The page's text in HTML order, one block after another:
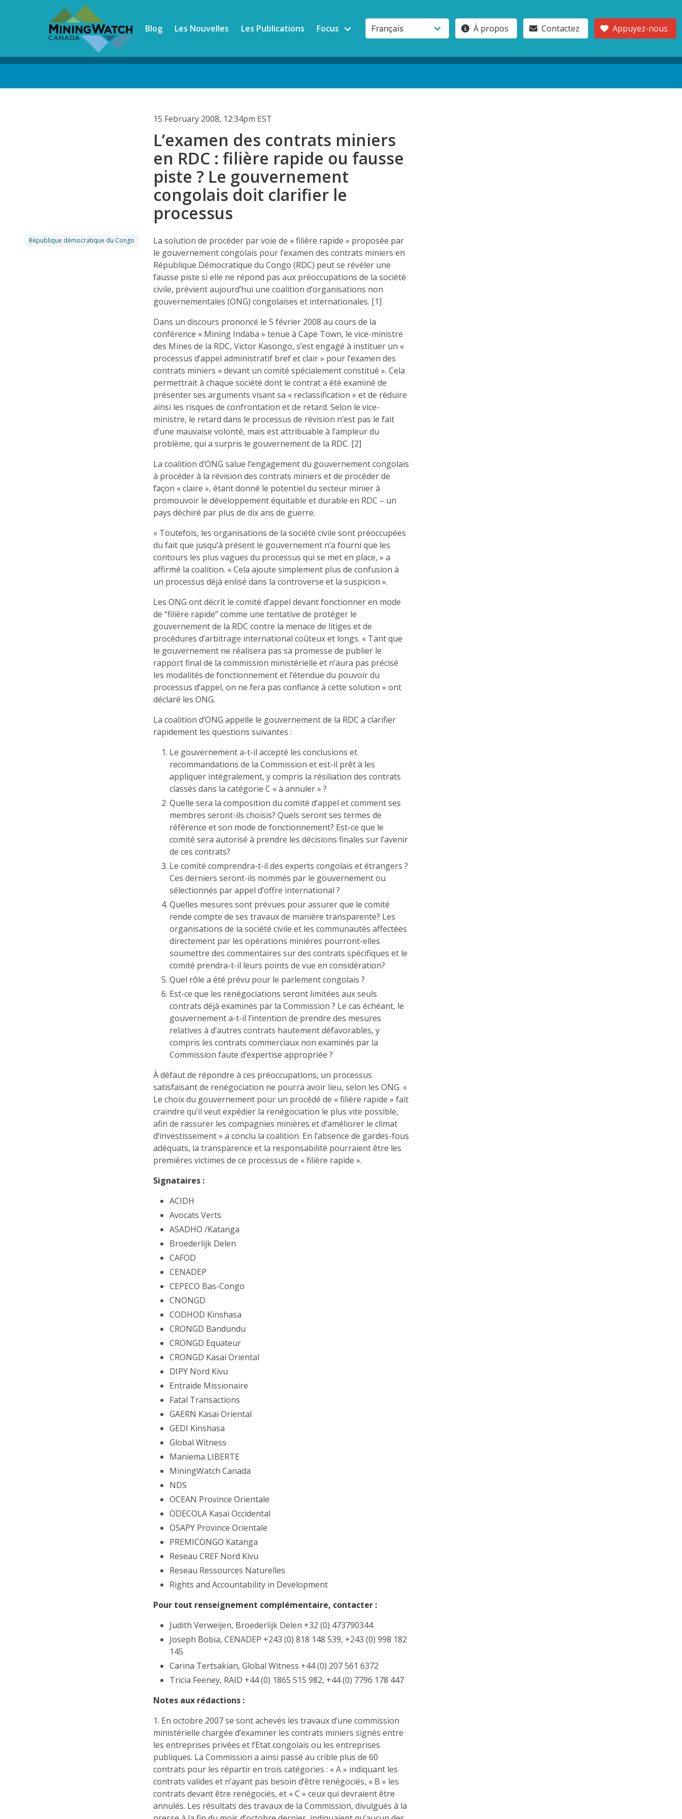
Blog Les Nouvelles Les Publications Focus À propos Contactez Appuyez-nous
15 February 2008, 12:34pm EST
L’examen des contrats miniers
en RDC : filière rapide ou fausse
piste ? Le gouvernement
congolais doit clarifier le
processus
République démocratique du Congo
La solution de procéder par voie de « filière rapide » proposée par
le gouvernement congolais pour l’examen des contrats miniers en
République Démocratique du Congo (RDC) peut se révéler une
fausse piste si elle ne répond pas aux préoccupations de la société
civile, prévient aujourd’hui une coalition d’organisations non
gouvernementales (ONG) congolaises et internationales. [1]
Dans un discours prononcé le 5 février 2008 au cours de la
conférence « Mining Indaba » tenue à Cape Town, le vice-ministre
des Mines de la RDC, Victor Kasongo, s’est engagé à instituer un «
processus d’appel administratif bref et clair » pour l’examen des
contrats miniers « devant un comité spécialement constitué ». Cela
permettrait à chaque société dont le contrat a été examiné de
présenter ses arguments visant sa « reclassification » et de réduire
ainsi les risques de confrontation et de retard. Selon le vice-
ministre, le retard dans le processus de révision n’est pas le fait
d’une mauvaise volonté, mais est attribuable à l’ampleur du
problème, qui a surpris le gouvernement de la RDC. [2]
La coalition d’ONG salue l’engagement du gouvernement congolais
à procéder à la révision des contrats miniers et de procéder de
façon « claire », étant donné le potentiel du secteur minier à
promouvoir le développement équitable et durable en RDC – un
pays déchiré par plus de dix ans de guerre.
« Toutefois, les organisations de la société civile sont préoccupées
du fait que jusqu’à présent le gouvernement n’a fourni que les
contours les plus vagues du processus qui se met en place, » a
affirmé la coalition. « Cela ajoute simplement plus de confusion à
un processus déjà enlisé dans la controverse et la suspicion ».
Les ONG ont décrit le comité d’appel devant fonctionner en mode
de “filière rapide” comme une tentative de protéger le
gouvernement de la RDC contre la menace de litiges et de
procédures d’arbitrage international coûteux et longs. « Tant que
le gouvernement ne réalisera pas sa promesse de publier le
rapport final de la commission ministérielle et n’aura pas précisé
les modalités de fonctionnement et l’étendue du pouvoir du
processus d’appel, on ne fera pas confiance à cette solution » ont
déclaré les ONG.
La coalition d’ONG appelle le gouvernement de la RDC à clarifier
rapidement les questions suivantes :
Le gouvernement a-t-il accepté les conclusions et
recommandations de la Commission et est-il prêt à les
appliquer intégralement, y compris la résiliation des contrats
classés dans la catégorie C « à annuler » ?
Quelle sera la composition du comité d’appel et comment ses
membres seront-ils choisis? Quels seront ses termes de
référence et son mode de fonctionnement? Est-ce que le
comité sera autorisé à prendre les décisions finales sur l’avenir
de ces contrats?
Le comité comprendra-t-il des experts congolais et étrangers ?
Ces derniers seront-ils nommés par le gouvernement ou
sélectionnés par appel d’offre international ?
Quelles mesures sont prévues pour assurer que le comité
rende compte de ses travaux de manière transparente? Les
organisations de la société civile et les communautés affectées
directement par les opérations minières pourront-elles
soumettre des commentaires sur des contrats spécifiques et le
comité prendra-t-il leurs points de vue en considération?
Quel rôle a été prévu pour le parlement congolais ?
Est-ce que les renégociations seront limitées aux seuls
contrats déjà examinés par la Commission ? Le cas échéant, le
gouvernement a-t-il l’intention de prendre des mesures
relatives à d’autres contrats hautement défavorables, y
compris les contrats commerciaux non examinés par la
Commission faute d’expertise appropriée ?
À défaut de répondre à ces préoccupations, un processus
satisfaisant de renégociation ne pourra avoir lieu, selon les ONG. «
Le choix du gouvernement pour un procédé de « filière rapide » fait
craindre qu’il veut expédier la renégociation le plus vite possible,
afin de rassurer les compagnies minières et d’améliorer le climat
d’investissement » a conclu la coalition. En l’absence de gardes-fous
adéquats, la transparence et la responsabilité pourraient être les
premières victimes de ce processus de « filière rapide ».
Signataires :
ACIDH
Avocats Verts
ASADHO /Katanga
Broederlijk Delen
CAFOD
CENADEP
CEPECO Bas-Congo
CNONGD
CODHOD Kinshasa
CRONGD Bandundu
CRONGD Equateur
CRONGD Kasai Oriental
DIPY Nord Kivu
Entraide Missionaire
Fatal Transactions
GAERN Kasai Oriental
GEDI Kinshasa
Global Witness
Maniema LIBERTE
MiningWatch Canada
NDS
OCEAN Province Orientale
ODECOLA Kasai Occidental
OSAPY Province Orientale
PREMICONGO Katanga
Reseau CREF Nord Kivu
Reseau Ressources Naturelles
Rights and Accountability in Development
Pour tout renseignement complémentaire, contacter :
Judith Verweijen, Broederlijk Delen +32 (0) 473790344
Joseph Bobia, CENADEP +243 (0) 818 148 539, +243 (0) 998 182
145
Carina Tertsakian, Global Witness +44 (0) 207 561 6372
Tricia Feeney, RAID +44 (0) 1865 515 982, +44 (0) 7796 178 447
Notes aux rédactions :
1. En octobre 2007 se sont achevés les travaux d’une commission
ministérielle chargée d’examiner les contrats miniers signés entre
les entreprises privées et l’Etat congolais ou les entreprises
publiques. La Commission a ainsi passé au crible plus de 60
contrats pour les répartir en trois catégories : « A » indiquant les
contrats valides et n’ayant pas besoin d’être renégociés, « B » les
contrats devant être renégociés, et « C » ceux qui devraient être
annulés. Les résultats des travaux de la Commission, divulgués à la